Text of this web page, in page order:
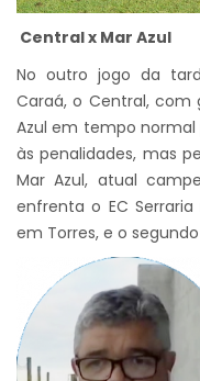
Central x Mar Azul
No outro jogo da
Caraá, o Central, com
Azul em tempo normal
às penalidades, mas
Mar Azul, atual
enfrenta o EC Serraria
em Torres, e o